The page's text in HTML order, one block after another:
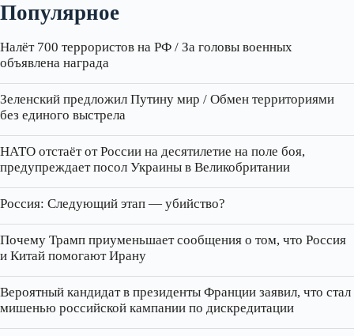
Популярное
Налёт 700 террористов на РФ / За головы военных
объявлена награда
Зеленский предложил Путину мир / Обмен территориями
без единого выстрела
НАТО отстаёт от России на десятилетие на поле боя,
предупреждает посол Украины в Великобритании
Россия: Следующий этап — убийство?
Почему Трамп приуменьшает сообщения о том, что Россия
и Китай помогают Ирану
Вероятный кандидат в президенты Франции заявил, что стал
мишенью российской кампании по дискредитации